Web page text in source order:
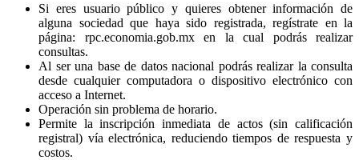
Si eres usuario público y quieres obtener información de
alguna sociedad que haya sido registrada, regístrate en la
página: rpc.economia.gob.mx en la cual podrás realizar
consultas.
Al ser una base de datos nacional podrás realizar la consulta
desde cualquier computadora o dispositivo electrónico con
acceso a Internet.
Operación sin problema de horario.
Permite la inscripción inmediata de actos (sin calificación
registral) vía electrónica, reduciendo tiempos de respuesta y
costos.